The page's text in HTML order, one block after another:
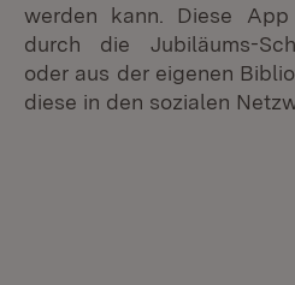
werden kann. Diese
durch die Jubiläums-
oder aus der eigenen
diese in den sozialen